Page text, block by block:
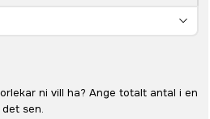
ni vill ha? Ange totalt antal i en
sen.